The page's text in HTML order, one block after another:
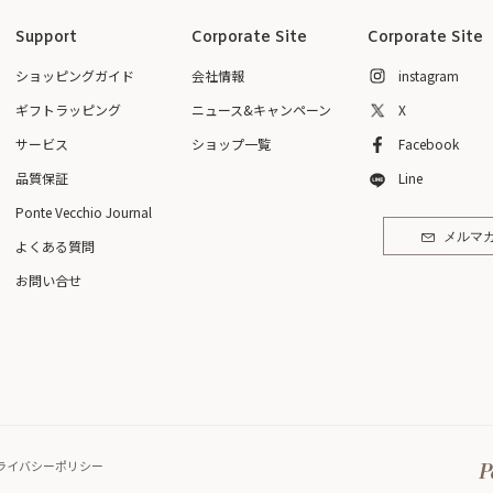
Support
ショッピングガイド
ギフトラッピング
サービス
品質保証
Ponte Vecchio Journal
よくある質問
お問い合せ
Corporate Site
会社情報
ニュース&キャンペーン
ショップ一覧
Corporate Site
instagram
X
Facebook
Line
メルマ
イバシーポリシー